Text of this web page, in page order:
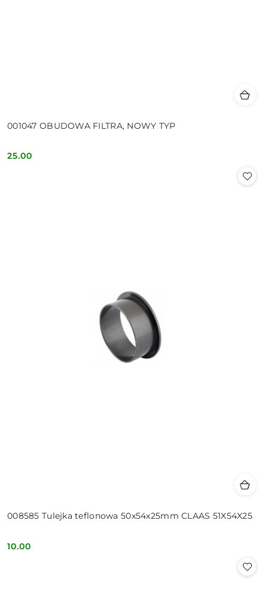
001047 OBUDOWA FILTRA, NOWY TYP
Cena:
25.00
008585 Tulejka teflonowa 50x54x25mm CLAAS 51X54X25
Cena:
10.00